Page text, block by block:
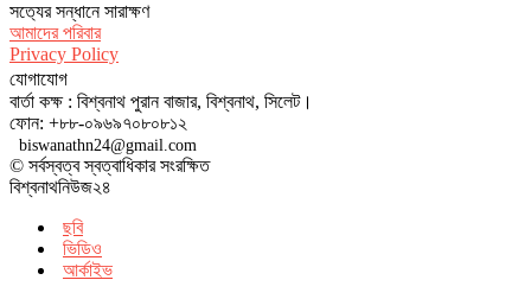
সত‌্যের সন্ধানে সারাক্ষণ
আমাদের পরিবার
Privacy Policy
যোগাযোগ
বার্তা কক্ষ : বিশ্বনাথ পুরান বাজার, বিশ্বনাথ, সিলেট।
ফোন: +৮৮-০৯৬৯৭০৮০৮১২
biswanathn24@gmail.com
© সর্বস্বত্ব স্বত্বাধিকার সংরক্ষিত
বিশ্বনাথনিউজ২৪
ছবি
ভিডিও
আর্কাইভ